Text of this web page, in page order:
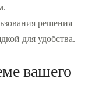
решения
для удобства.
вашего